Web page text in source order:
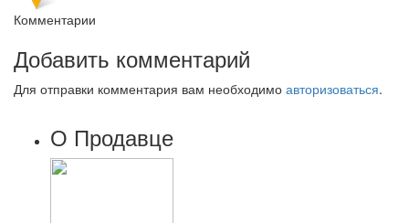
Комментарии
Добавить комментарий
Для отправки комментария вам необходимо авторизоваться.
О Продавце